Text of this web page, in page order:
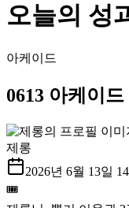
오늘의 성
아케이드
0613 아케이
제롱
2026년 6월 13일
🎟️